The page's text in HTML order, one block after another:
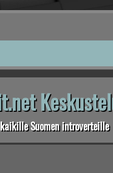
Suomen introverteille